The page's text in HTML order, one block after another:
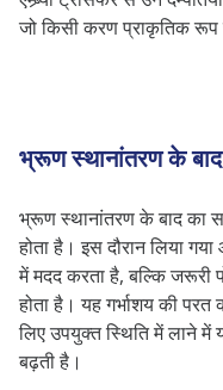
जो किसी करण प्राकृतिक रूप
भ्रूण स्थानांतरण के बाद
भ्रूण स्थानांतरण के बाद का
होता है। इस दौरान लिया
में मदद करता है, बल्कि जरूरी
होता है। यह गर्भाशय की
लिए उपयुक्त स्थिति में लाने में
बढ़ती है।